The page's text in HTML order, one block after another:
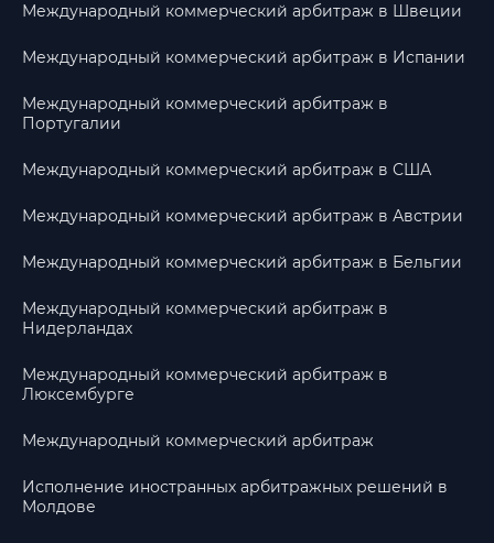
Международный коммерческий арбитраж в Швеции
Международный коммерческий арбитраж в Испании
Международный коммерческий арбитраж в
Португалии
Международный коммерческий арбитраж в США
Международный коммерческий арбитраж в Австрии
Международный коммерческий арбитраж в Бельгии
Международный коммерческий арбитраж в
Нидерландах
Международный коммерческий арбитраж в
Люксембурге
Международный коммерческий арбитраж
Исполнение иностранных арбитражных решений в
Молдове